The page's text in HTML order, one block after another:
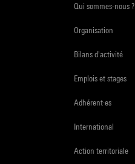
Qui sommes-nous ?
Organisation
Bilans d'activité
Emplois et stages
Adhérent·es
International
Action territoriale